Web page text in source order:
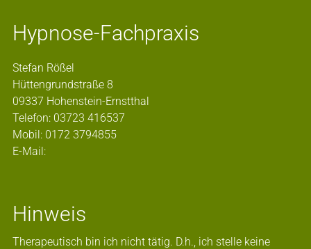
Hypnose-Fachpraxis
Stefan Rößel
Hüttengrundstraße 8
09337 Hohenstein-Ernstthal
Telefon: 03723 416537
Mobil: 0172 3794855
E-Mail:
Hinweis
Therapeutisch bin ich nicht tätig. D.h., ich stelle keine